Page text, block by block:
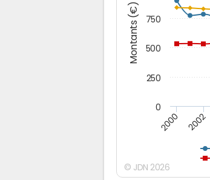
Montants (€)
2000 2002
0
250
500
750
© JDN 2026